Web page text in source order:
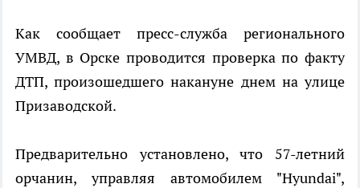
Как сообщает пресс-служба регионального
УМВД, в Орске проводится проверка по факту
ДТП, произошедшего накануне днем на улице
Призаводской.
Предварительно установлено, что 57-летний
орчанин, управляя автомобилем "Hyundai",